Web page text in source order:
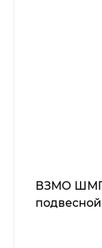
ВЗМО ШМП